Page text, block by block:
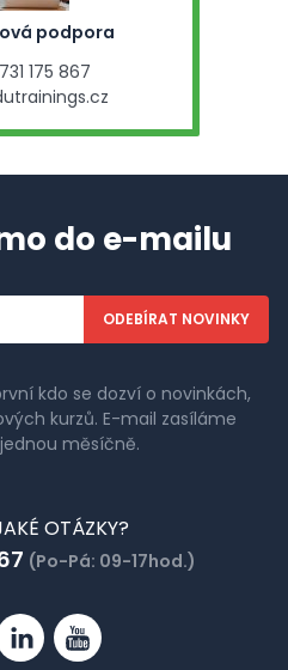
podpora
175 867
do e-mailu
kdo se dozví o novinkách,
kurzů. E-mail zasíláme
měsíčně.
OTÁZKY?
(Po-Pá: 09-17hod.)
LinkedinYouTube